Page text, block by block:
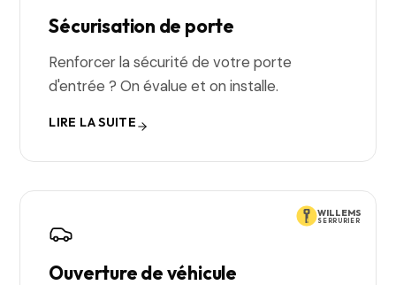
Sécurisation de porte
Renforcer la sécurité de votre porte
d'entrée ? On évalue et on installe.
LIRE LA SUITE
WILLEMS
SERRURIER
Ouverture de véhicule